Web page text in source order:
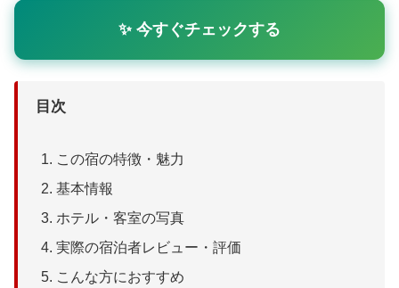
✨ 今すぐチェックする
目次
この宿の特徴・魅力
基本情報
ホテル・客室の写真
実際の宿泊者レビュー・評価
こんな方におすすめ